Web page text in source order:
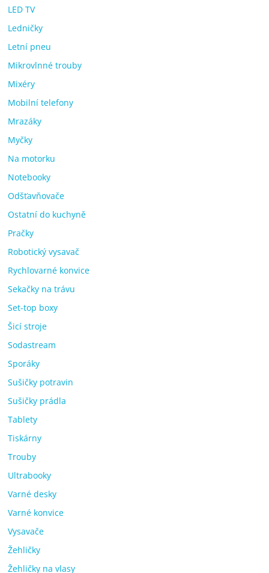
LED TV
Ledničky
Letní pneu
Mikrovlnné trouby
Mixéry
Mobilní telefony
Mrazáky
Myčky
Na motorku
Notebooky
Odšťavňovače
Ostatní do kuchyně
Pračky
Robotický vysavač
Rychlovarné konvice
Sekačky na trávu
Set-top boxy
Šicí stroje
Sodastream
Sporáky
Sušičky potravin
Sušičky prádla
Tablety
Tiskárny
Trouby
Ultrabooky
Varné desky
Varné konvice
Vysavače
Žehličky
Žehličky na vlasy